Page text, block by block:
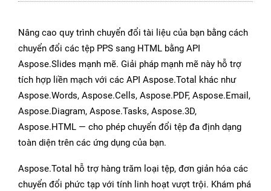
Nâng cao quy trình chuyển đổi tài liệu của bạn bằng cách
chuyển đổi các tệp PPS sang HTML bằng API
Aspose.Slides mạnh mẽ. Giải pháp mạnh mẽ này hỗ trợ
tích hợp liền mạch với các API Aspose.Total khác như
Aspose.Words, Aspose.Cells, Aspose.PDF, Aspose.Email,
Aspose.Diagram, Aspose.Tasks, Aspose.3D,
Aspose.HTML — cho phép chuyển đổi tệp đa định dạng
toàn diện trên các ứng dụng của bạn.
Aspose.Total hỗ trợ hàng trăm loại tệp, đơn giản hóa các
chuyển đổi phức tạp với tính linh hoạt vượt trội. Khám phá